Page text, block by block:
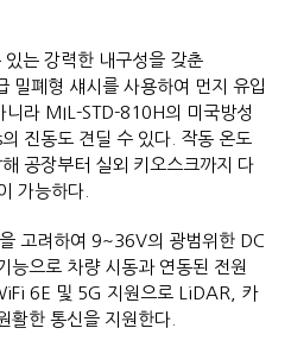
는 강력한 내구성을 갖춘
밀폐형 섀시를 사용하여 먼지 유입
니라 MIL-STD-810H의 미국방성
진동도 견딜 수 있다. 작동 온도
공장부터 실외 키오스크까지 다
가능하다.
고려하여 9~36V의 광범위한 DC
능으로 차량 시동과 연동된 전원
6E 및 5G 지원으로 LiDAR, 카
활한 통신을 지원한다.